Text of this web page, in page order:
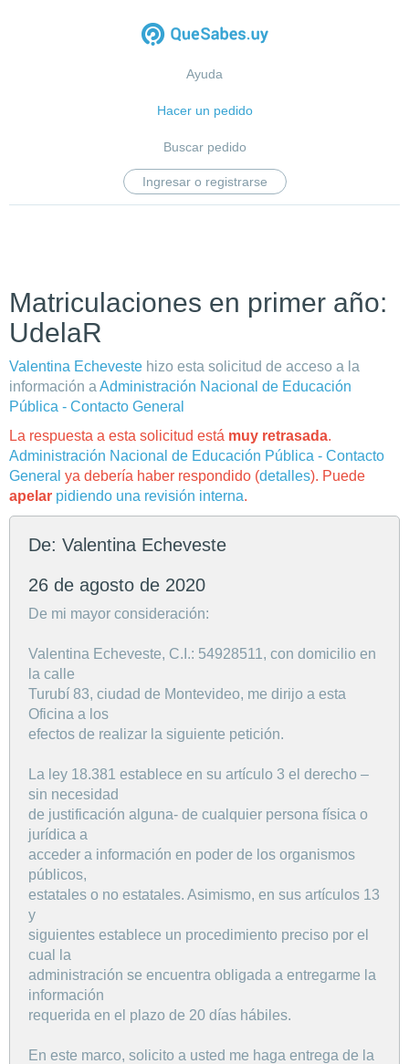
Ayuda
Hacer un pedido
Buscar pedido
Ingresar o registrarse
Matriculaciones en primer año:
UdelaR
Valentina Echeveste hizo esta solicitud de acceso a la
información a Administración Nacional de Educación
Pública - Contacto General
La respuesta a esta solicitud está muy retrasada.
Administración Nacional de Educación Pública - Contacto
General ya debería haber respondido (detalles). Puede
apelar pidiendo una revisión interna.
De: Valentina Echeveste
26 de agosto de 2020
De mi mayor consideración:
Valentina Echeveste, C.I.: 54928511, con domicilio en
la calle
Turubí 83, ciudad de Montevideo, me dirijo a esta
Oficina a los
efectos de realizar la siguiente petición.
La ley 18.381 establece en su artículo 3 el derecho –
sin necesidad
de justificación alguna- de cualquier persona física o
jurídica a
acceder a información en poder de los organismos
públicos,
estatales o no estatales. Asimismo, en sus artículos 13
y
siguientes establece un procedimiento preciso por el
cual la
administración se encuentra obligada a entregarme la
información
requerida en el plazo de 20 días hábiles.
En este marco, solicito a usted me haga entrega de la